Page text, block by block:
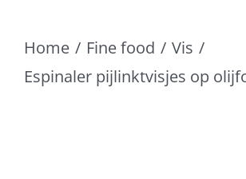
Home Fine food
Vis
Espinaler pijlinktvisjes op